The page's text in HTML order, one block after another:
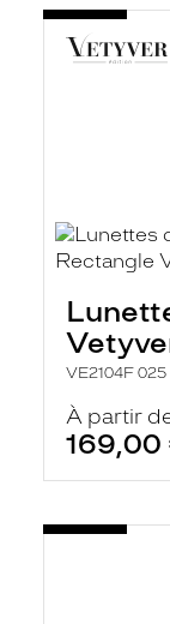
VE2104F 025
À partir
169,00